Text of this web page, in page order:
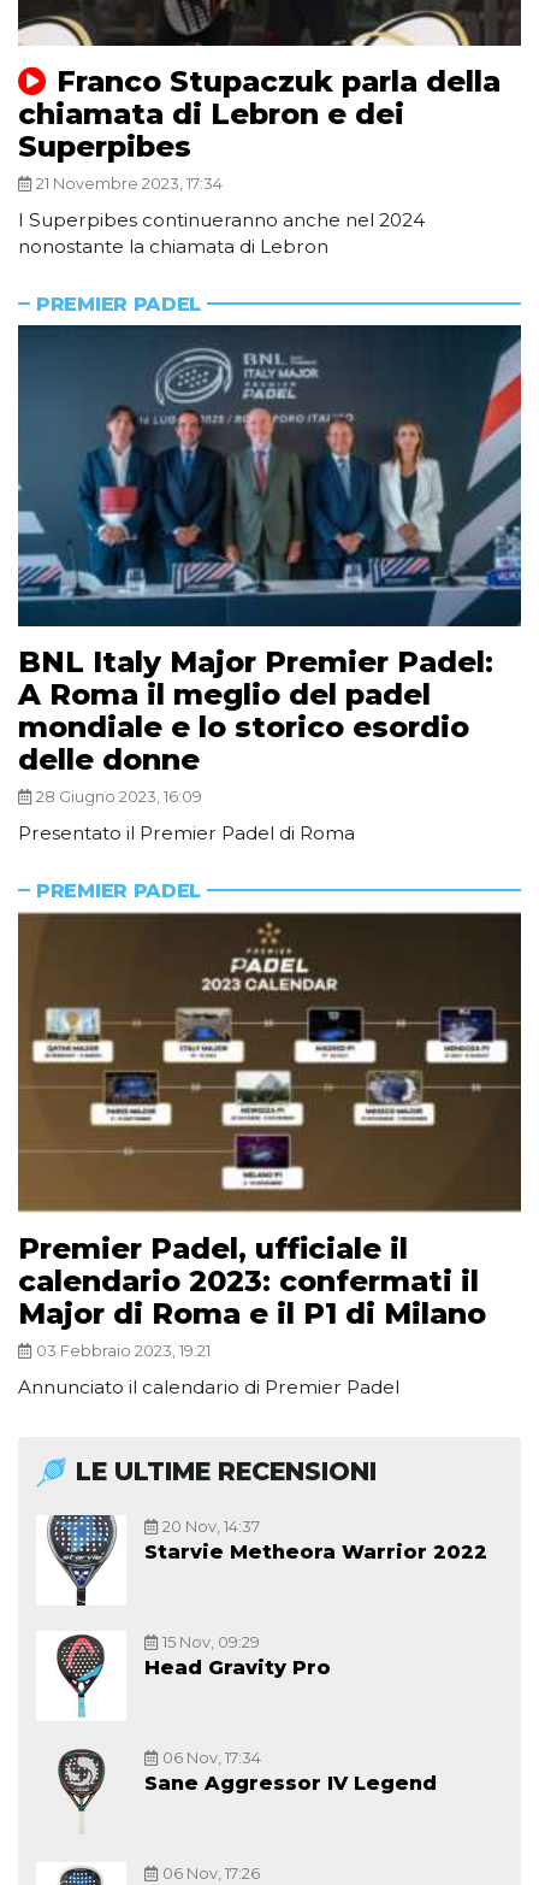
Franco Stupaczuk parla della
chiamata di Lebron e dei
Superpibes
21 Novembre 2023, 17:34
I Superpibes continueranno anche nel 2024
nonostante la chiamata di Lebron
PREMIER PADEL
BNL Italy Major Premier Padel:
A Roma il meglio del padel
mondiale e lo storico esordio
delle donne
28 Giugno 2023, 16:09
Presentato il Premier Padel di Roma
PREMIER PADEL
Premier Padel, ufficiale il
calendario 2023: confermati il
Major di Roma e il P1 di Milano
03 Febbraio 2023, 19:21
Annunciato il calendario di Premier Padel
LE ULTIME RECENSIONI
20 Nov, 14:37
Starvie Metheora Warrior 2022
15 Nov, 09:29
Head Gravity Pro
06 Nov, 17:34
Sane Aggressor IV Legend
06 Nov, 17:26